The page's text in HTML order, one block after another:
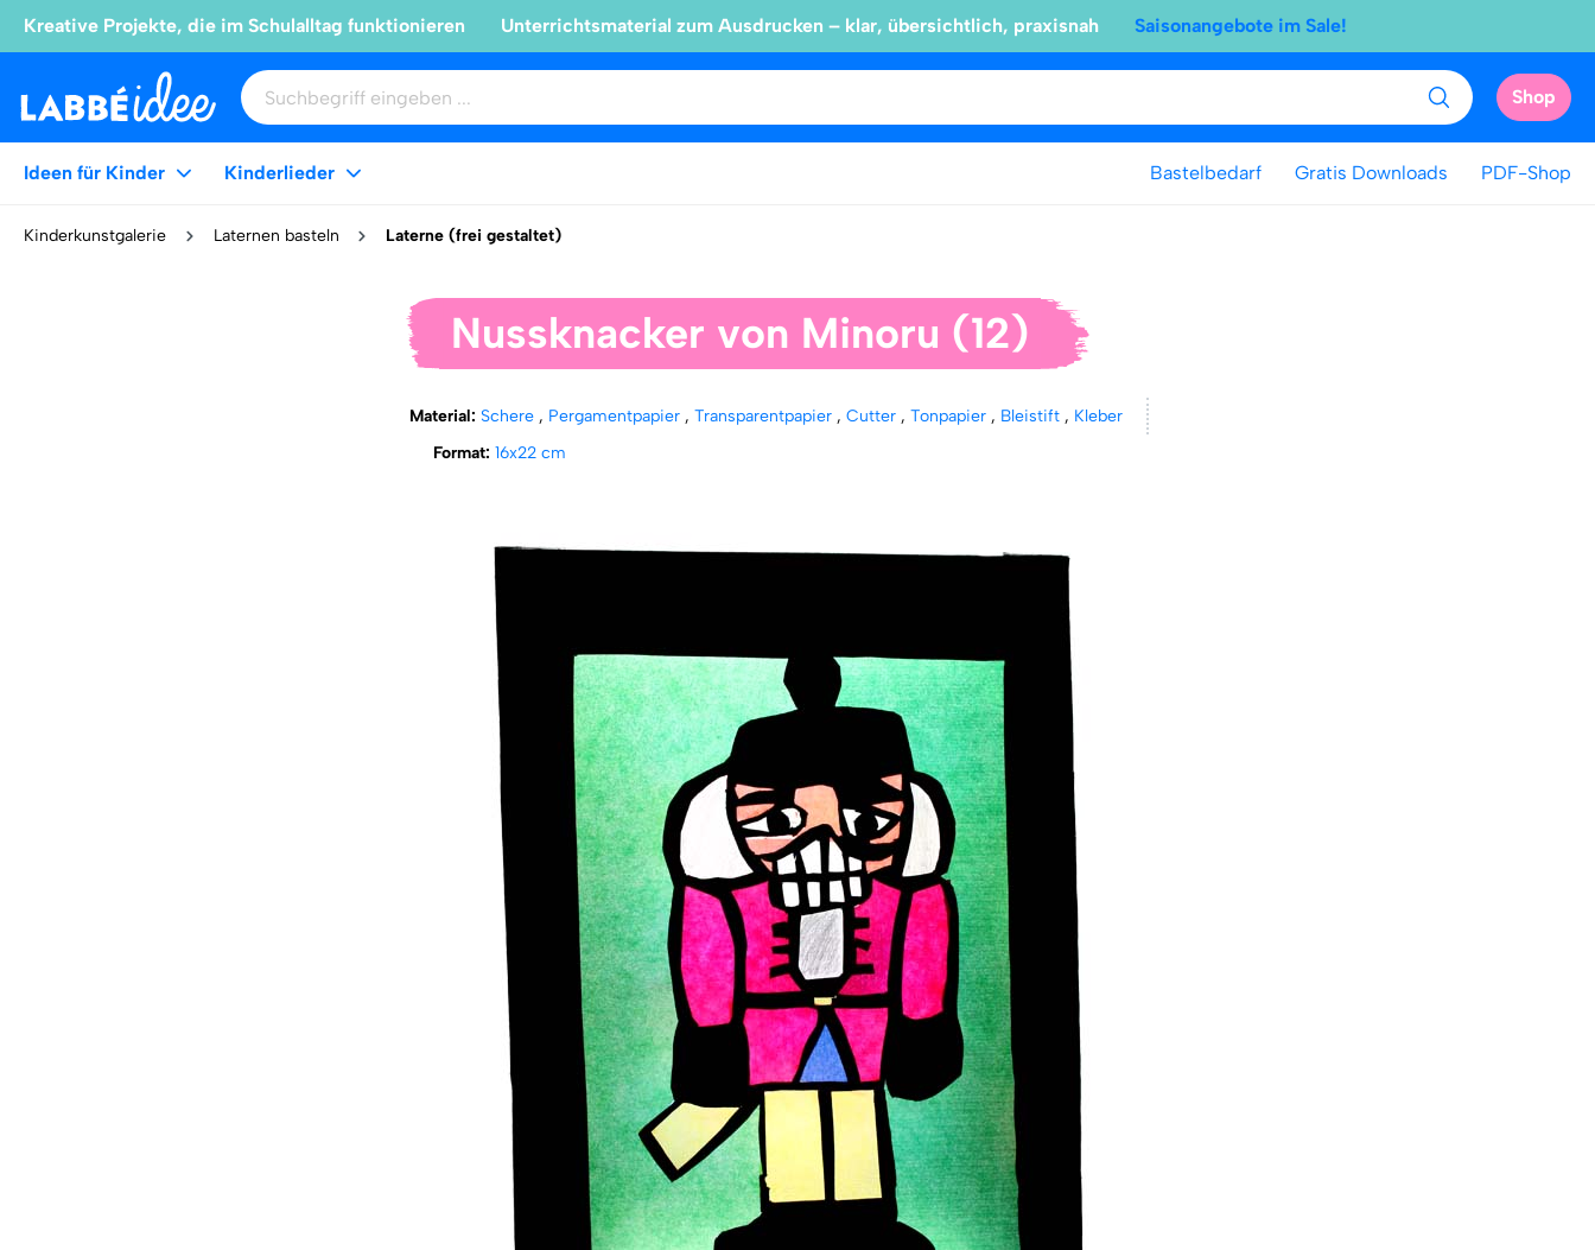
Kreative Projekte, die im Schulalltag funktionieren Unterrichtsmaterial zum Ausdrucken – klar, übersichtlich, praxisnah Saisonangebote im Sale!
Shop
Ideen für Kinder Kinderlieder Bastelbedarf Gratis Downloads PDF-Shop
Kinderkunstgalerie Laternen basteln Laterne (frei gestaltet)
Nussknacker von Minoru (12)
Material: Schere , Pergamentpapier ,Transparentpapier ,Cutter ,Tonpapier , Bleistift , Kleber
Format:16x22 cm